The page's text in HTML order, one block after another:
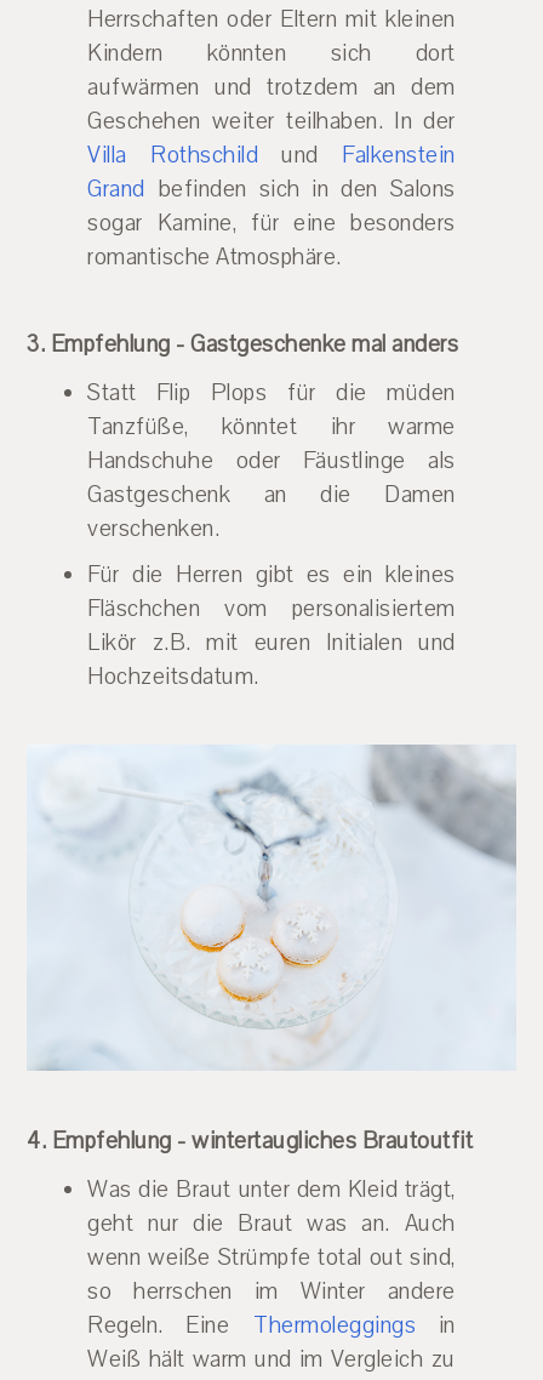
Herrschaften oder Eltern mit kleinen
Kindern könnten sich dort
aufwärmen und trotzdem an dem
Geschehen weiter teilhaben. In der
Villa Rothschild und Falkenstein
Grand befinden sich in den Salons
sogar Kamine, für eine besonders
romantische Atmosphäre.
3. Empfehlung - Gastgeschenke mal anders
Statt Flip Plops für die müden
Tanzfüße, könntet ihr warme
Handschuhe oder Fäustlinge als
Gastgeschenk an die Damen
verschenken.
Für die Herren gibt es ein kleines
Fläschchen vom personalisiertem
Likör z.B. mit euren Initialen und
Hochzeitsdatum.
4. Empfehlung - wintertaugliches Brautoutfit
Was die Braut unter dem Kleid trägt,
geht nur die Braut was an. Auch
wenn weiße Strümpfe total out sind,
so herrschen im Winter andere
Regeln. Eine Thermoleggings in
Weiß hält warm und im Vergleich zu